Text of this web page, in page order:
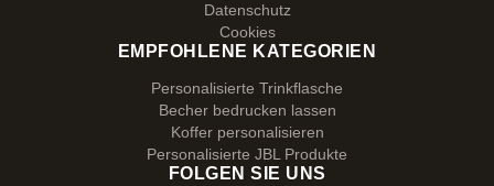
Datenschutz
Cookies
EMPFOHLENE KATEGORIEN
Personalisierte Trinkflasche
Becher bedrucken lassen
Koffer personalisieren
Personalisierte JBL Produkte
FOLGEN SIE UNS